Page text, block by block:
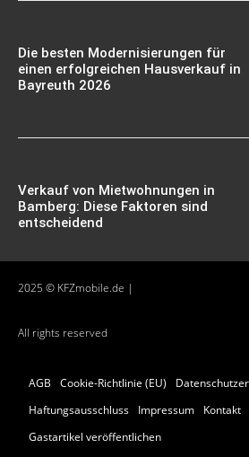
Die besten Modernisierungen für
einen erfolgreichen Hausverkauf in
Bayreuth 2026
Verkauf von Mietwohnungen in
Bamberg: Diese Faktoren sind
entscheidend
2025 © KFZmobile.de |
All rights reserved
AGB Cookie-Richtlinie (EU)
Haftungsausschluss
Impressum Kontakt
Gastartikel veröffentlichen